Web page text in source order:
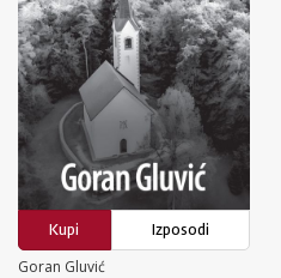
Kupi
Izposodi
Goran Gluvić